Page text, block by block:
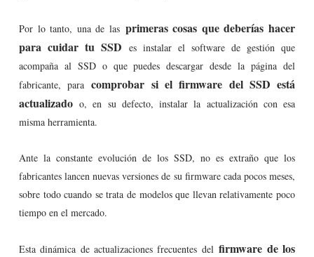
Por lo tanto, una de las primeras cosas que deberías hacer
para cuidar tu SSD es instalar el software de gestión que
acompaña al SSD o que puedes descargar desde la página del
fabricante, paracomprobar si el firmware del SSD está
actualizadoo, en su defecto, instalar la actualización con esa
misma herramienta.
Ante la constante evolución de los SSD, no es extraño que los
fabricantes lancen nuevas versiones de su firmware cada pocos meses,
sobre todo cuando se trata de modelos que llevan relativamente poco
tiempo en el mercado.
Esta dinámica de actualizaciones frecuentes delfirmware de los